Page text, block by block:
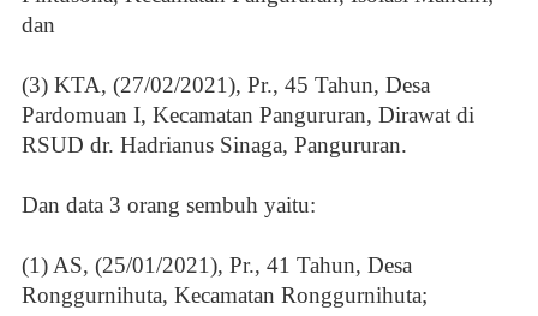
dan
(3) KTA, (27/02/2021), Pr., 45 Tahun, Desa
Pardomuan I, Kecamatan Pangururan, Dirawat di
RSUD dr. Hadrianus Sinaga, Pangururan.
Dan data 3 orang sembuh yaitu:
(1) AS, (25/01/2021), Pr., 41 Tahun, Desa
Ronggurnihuta, Kecamatan Ronggurnihuta;